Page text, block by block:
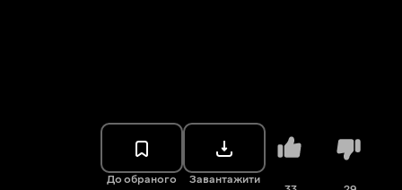
До обраного Завантажити